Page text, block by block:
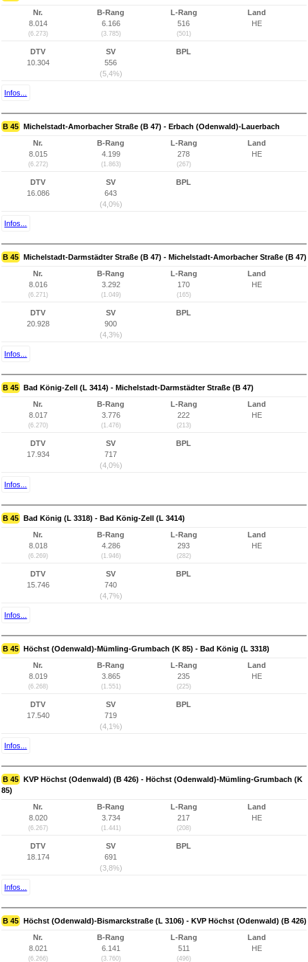
Nr.
8.014
(6.273)
B-Rang
6.166
(3.785)
L-Rang
516
(501)
Land
HE
DTV
10.304
SV
556
(5,4%)
BPL
Infos...
B 45 Michelstadt-Amorbacher Straße (B 47) - Erbach (Odenwald)-Lauerbach
Nr.
8.015
(6.272)
B-Rang
4.199
(1.863)
L-Rang
278
(267)
Land
HE
DTV
16.086
SV
643
(4,0%)
BPL
Infos...
B 45 Michelstadt-Darmstädter Straße (B 47) - Michelstadt-Amorbacher Straße (B 47)
Nr.
8.016
(6.271)
B-Rang
3.292
(1.049)
L-Rang
170
(165)
Land
HE
DTV
20.928
SV
900
(4,3%)
BPL
Infos...
B 45 Bad König-Zell (L 3414) - Michelstadt-Darmstädter Straße (B 47)
Nr.
8.017
(6.270)
B-Rang
3.776
(1.476)
L-Rang
222
(213)
Land
HE
DTV
17.934
SV
717
(4,0%)
BPL
Infos...
B 45 Bad König (L 3318) - Bad König-Zell (L 3414)
Nr.
8.018
(6.269)
B-Rang
4.286
(1.946)
L-Rang
293
(282)
Land
HE
DTV
15.746
SV
740
(4,7%)
BPL
Infos...
B 45 Höchst (Odenwald)-Mümling-Grumbach (K 85) - Bad König (L 3318)
Nr.
8.019
(6.268)
B-Rang
3.865
(1.551)
L-Rang
235
(225)
Land
HE
DTV
17.540
SV
719
(4,1%)
BPL
Infos...
B 45 KVP Höchst (Odenwald) (B 426) - Höchst (Odenwald)-Mümling-Grumbach (K
85)
Nr.
8.020
(6.267)
B-Rang
3.734
(1.441)
L-Rang
217
(208)
Land
HE
DTV
18.174
SV
691
(3,8%)
BPL
Infos...
B 45 Höchst (Odenwald)-Bismarckstraße (L 3106) - KVP Höchst (Odenwald) (B 426)
Nr.
8.021
(6.266)
B-Rang
6.141
(3.760)
L-Rang
511
(496)
Land
HE